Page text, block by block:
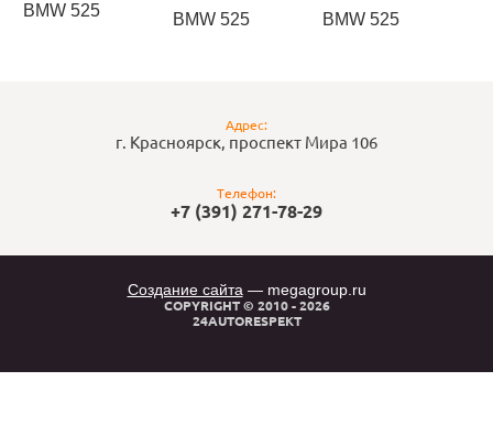
BMW 525 BMW 525 BMW 525
Адрес:
г. Красноярск, проспект Мира 106
Телефон:
+7 (391) 271-78-29
Создание сайта — megagroup.ru
COPYRIGHT © 2010 - 2026
24AUTORESPEKT